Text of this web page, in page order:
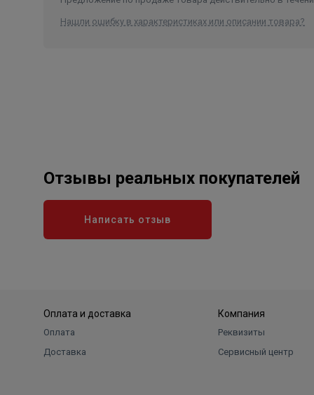
Нашли ошибку в характеристиках или описании товара?
Отзывы реальных покупателей
Написать отзыв
Оплата и доставка
Оплата
Доставка
Компания
Реквизиты
Сервисный центр